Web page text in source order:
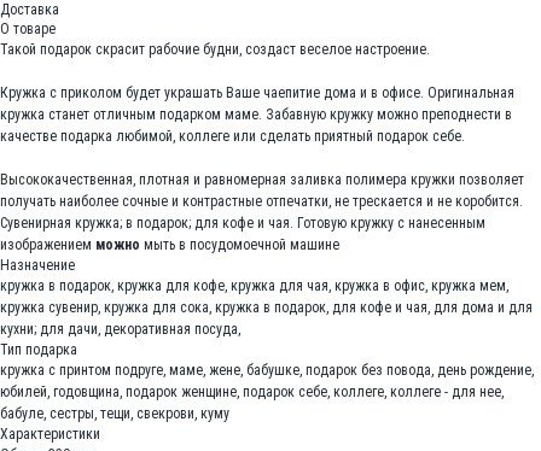
Доставка
О товаре
Такой подарок скрасит рабочие будни, создаст веселое настроение.
Кружка с приколом будет украшать Ваше чаепитие дома и в офисе. Оригинальная
кружка станет отличным подарком маме. Забавную кружку можно преподнести в
качестве подарка любимой, коллеге или сделать приятный подарок себе.
Высококачественная, плотная и равномерная заливка полимера кружки позволяет
получать наиболее сочные и контрастные отпечатки, не трескается и не коробится.
Сувенирная кружка; в подарок; для кофе и чая. Готовую кружку с нанесенным
изображением можно мыть в посудомоечной машине
Назначение
кружка в подарок, кружка для кофе, кружка для чая, кружка в офис, кружка мем,
кружка сувенир, кружка для сока, кружка в подарок, для кофе и чая, для дома и для
кухни; для дачи, декоративная посуда,
Тип подарка
кружка с принтом подруге, маме, жене, бабушке, подарок без повода, день рождение,
юбилей, годовщина, подарок женщине, подарок себе, коллеге, коллеге - для нее,
бабуле, сестры, тещи, свекрови, куму
Характеристики